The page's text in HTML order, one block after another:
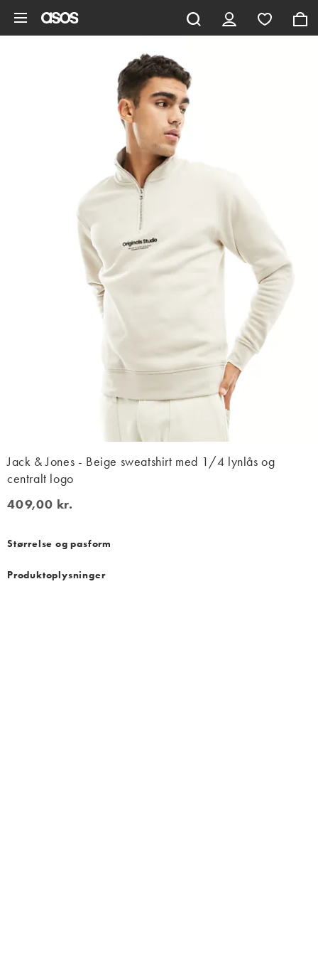
Jack & Jones - Beige sweatshirt med 1/4 lynlås og
centralt logo
409,00 kr.
409,00 kr.
Størrelse og pasform
Produktoplysninger